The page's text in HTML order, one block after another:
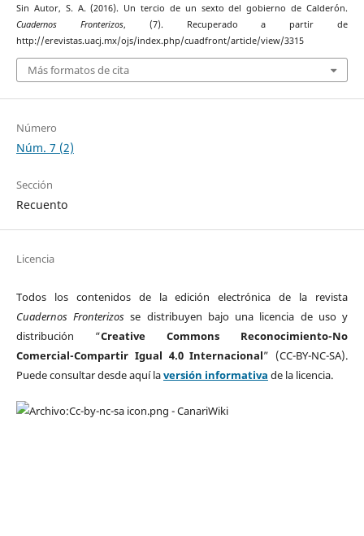
Sin Autor, S. A. (2016). Un tercio de un sexto del gobierno de Calderón.
Cuadernos Fronterizos, (7). Recuperado a partir de
http://erevistas.uacj.mx/ojs/index.php/cuadfront/article/view/3315
Más formatos de cita
Número
Núm. 7 (2)
Sección
Recuento
Licencia
Todos los contenidos de la edición electrónica de la revista
Cuadernos Fronterizos se distribuyen bajo una licencia de uso y
distribución “Creative Commons Reconocimiento-No
Comercial-Compartir Igual 4.0 Internacional” (CC-BY-NC-SA).
Puede consultar desde aquí laversión informativa de la licencia.